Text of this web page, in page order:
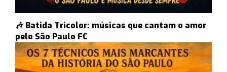
🎶 Batida Tricolor: músicas que cantam o amor
pelo São Paulo FC